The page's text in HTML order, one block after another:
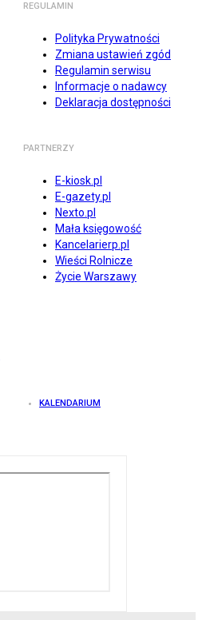
REGULAMIN
Polityka Prywatności
Zmiana ustawień zgód
Regulamin serwisu
Informacje o nadawcy
Deklaracja dostępności
PARTNERZY
E-kiosk.pl
E-gazety.pl
Nexto.pl
Mała księgowość
Kancelarierp.pl
Wieści Rolnicze
Życie Warszawy
KALENDARIUM